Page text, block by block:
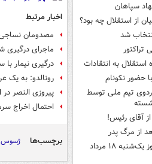
سپاهان
از استقلال چه بود؟
شد
به انتقادات
حضور نکونام
تیم ملی توسط
از آقای رئیس!
از مرگ پدر
روزنامه‌های ورزشی امروز یک‌شنبه ۱۸ مرداد
اخبار مرتبط
مصدومان نساجی
ماجرای درگیری
درگیری نیمار با
رونالدو: به یک
پیروزی النصر
احتمال اخراج
برچسب‌ها ژسوس